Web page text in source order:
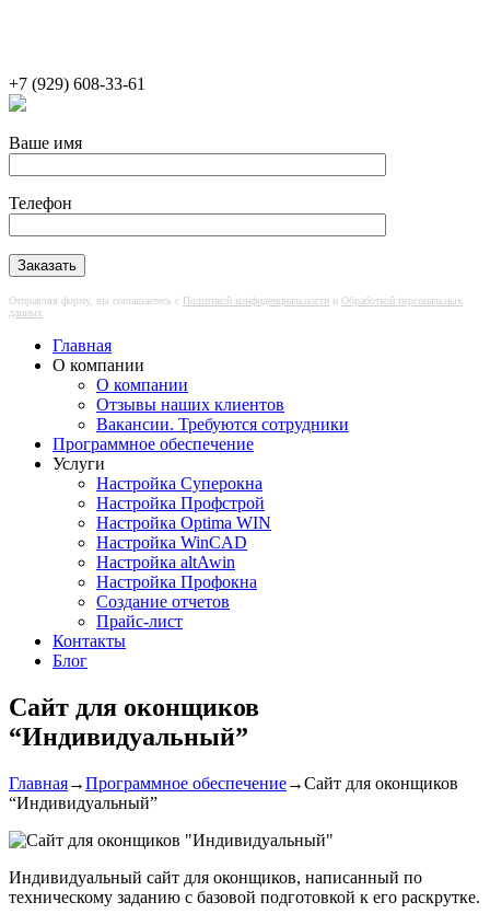
Автоматизация оконного
производства — ООО
«Альтернатива», Москва
Настройка оконных программ (altAwin,
WinCAD, Optima WIN, Профстрой,
Суперокна), внедрение
бизнес‑процессов, разработка отчетов и
ПО, создание сайтов и оконных
калькуляторов для оконных компаний.
+7 (929) 608-33-61
Ваше имя
Телефон
Отправляя форму, вы соглашаетесь с Политикой конфиденциальности и Обработкой персональных
данных
Главная
О компании
О компании
Отзывы наших клиентов
Вакансии. Требуются сотрудники
Программное обеспечение
Услуги
Настройка Суперокна
Настройка Профстрой
Настройка Optima WIN
Наcтройка WinCAD
Настройка altAwin
Настройка Профокна
Создание отчетов
Прайс-лист
Контакты
Блог
Сайт для оконщиков
“Индивидуальный”
Главная→Программное обеспечение→Сайт для оконщиков
“Индивидуальный”
Индивидуальный сайт для оконщиков, написанный по
техническому заданию с базовой подготовкой к его раскрутке.